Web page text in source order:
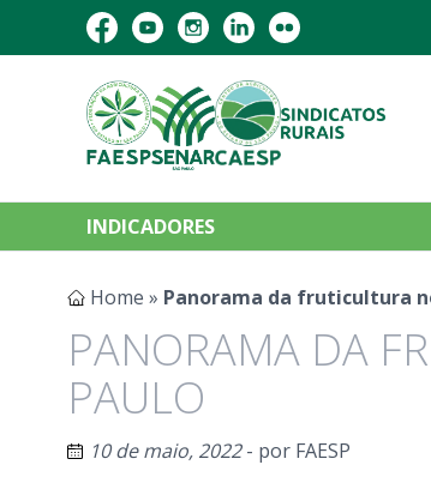
INDICADORES
Home » Panorama da fruticultura
PANORAMA DA
PAULO
10 de maio, 2022- por FAESP